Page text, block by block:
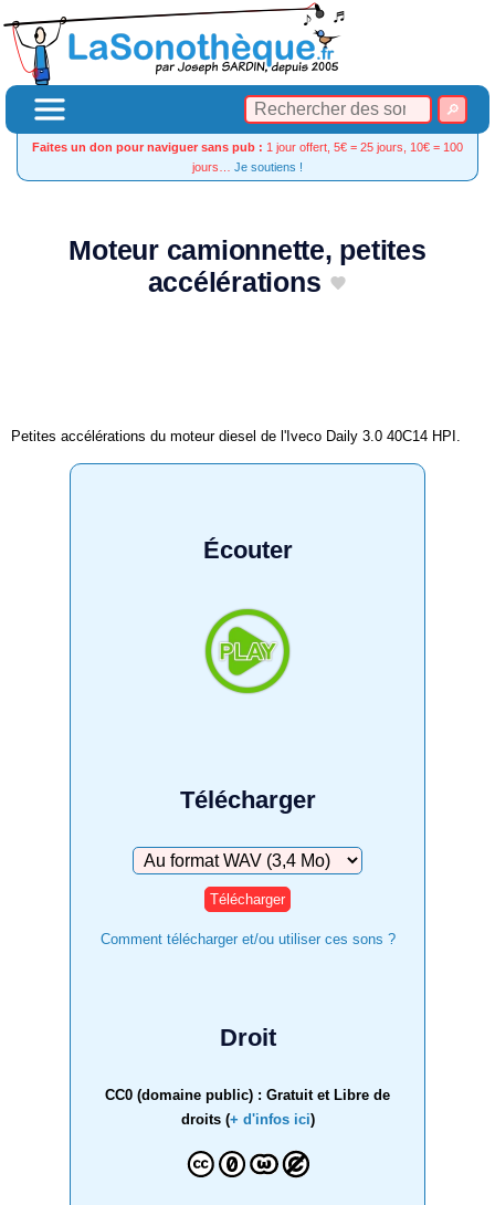
Faites un don pour naviguer sans pub : 1 jour offert, 5€ = 25 jours, 10€ = 100
jours… Je soutiens !
Moteur camionnette, petites
accélérations
Petites accélérations du moteur diesel de l'Iveco Daily 3.0 40C14 HPI.
Écouter
Télécharger
Télécharger
Comment télécharger et/ou utiliser ces sons ?
Droit
CC0 (domaine public) : Gratuit et Libre de
droits (+ d'infos ici)